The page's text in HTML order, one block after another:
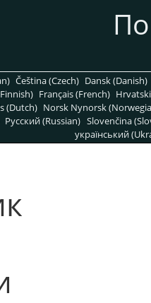
Čeština (Czech) Dansk (Danish)
Français (French)
(Dutch) Norsk Nynorsk
Pусский (Russian) Slovenčina
український